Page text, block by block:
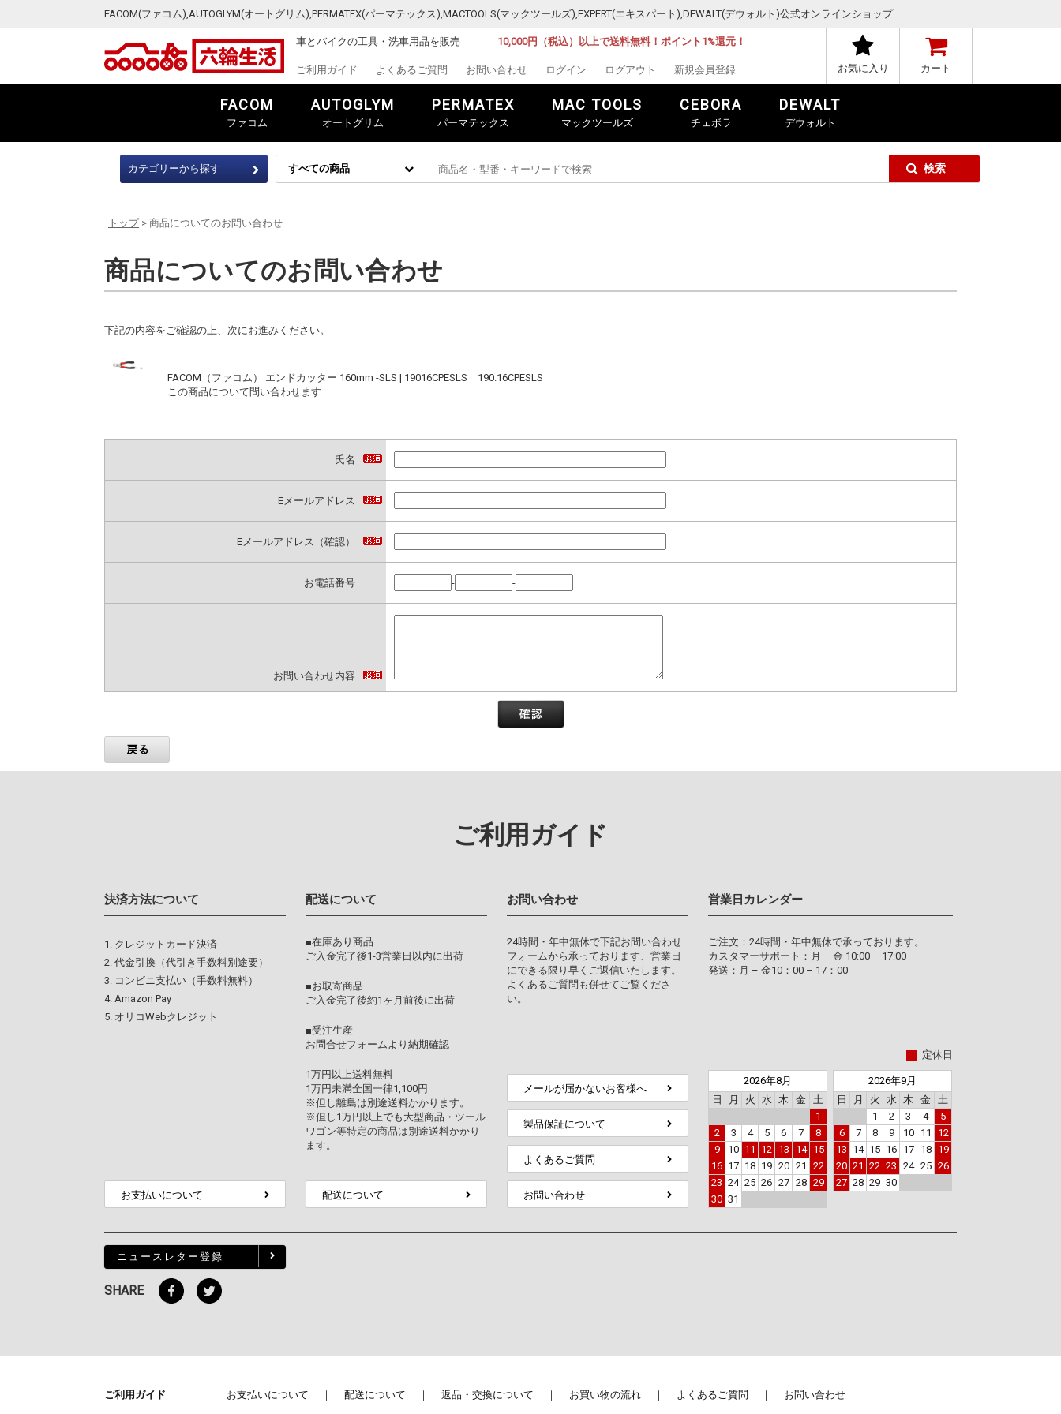
FACOM(ファコム),AUTOGLYM(オートグリム),PERMATEX(パーマテックス),MACTOOLS(マックツールズ),EXPERT(エキスパート),DEWALT(デウォルト)公式オンラインショップ
車とバイクの工具・洗車用品を販売 10,000円（税込）以上で送料無料！ポイント1%還元！
ご利用ガイド よくあるご質問 お問い合わせ ログイン ログアウト 新規会員登録 お気に入り カート
FACOM
ファコム
AUTOGLYM
オートグリム
PERMATEX
パーマテックス
MAC TOOLS
マックツールズ
CEBORA
チェボラ
DEWALT
デウォルト
カテゴリーから探す
トップ> 商品についてのお問い合わせ
商品についてのお問い合わせ
下記の内容をご確認の上、次にお進みください。
FACOM（ファコム） エンドカッター 160mm -SLS | 19016CPESLS 190.16CPESLS
この商品について問い合わせます
氏名
Eメールアドレス
Eメールアドレス（確認）
お電話番号 - -
お問い合わせ内容
ご利用ガイド
決済方法について
クレジットカード決済
代金引換（代引き手数料別途要）
コンビニ支払い（手数料無料）
Amazon Pay
オリコWebクレジット
お支払いについて
配送について
■在庫あり商品
ご入金完了後1-3営業日以内に出荷
■お取寄商品
ご入金完了後約1ヶ月前後に出荷
■受注生産
お問合せフォームより納期確認
1万円以上送料無料
1万円未満全国一律1,100円
※但し離島は別途送料かかります。
※但し1万円以上でも大型商品・ツール
ワゴン等特定の商品は別途送料かかり
ます。
配送について
お問い合わせ
24時間・年中無休で下記お問い合わせ
フォームから承っております、営業日
にできる限り早くご返信いたします。
よくあるご質問も併せてご覧くださ
い。
メールが届かないお客様へ
製品保証について
よくあるご質問
お問い合わせ
営業日カレンダー
ご注文：24時間・年中無休で承っております。
カスタマーサポート：月 – 金 10:00 – 17:00
発送：月 – 金10：00 – 17：00
定休日
2026年8月
日
月 火 水 木 金
土
1
2
3 4 5 6 7
8
9
10 11 12 13 14
15
16 17 18 19 20 21
22
23 24 25 26 27 28 29
30 31
2026年9月
日
月 火 水 木 金
土
1
2 3 4
5
6
7 8 9 10 11
12
13 14 15 16 17 18
19
20 21 22 23 24 25 26
27 28 29 30
ニュースレター登録
SHARE
ご利用ガイド お支払いについて 配送について 返品・交換について お買い物の流れ よくあるご質問 お問い合わせ